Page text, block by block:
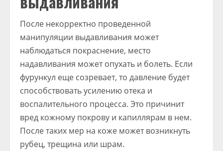
После некорректно проведенной
манипуляции выдавливания может
наблюдаться покраснение, место
надавливания может опухать и болеть. Если
фурункул еще созревает, то давление будет
способствовать усилению отека и
воспалительного процесса. Это причинит
вред кожному покрову и капиллярам в нем.
После таких мер на коже может возникнуть
рубец, трещина или шрам.